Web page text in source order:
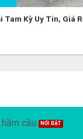
Tam Kỳ Uy Tín, Giá
cầu